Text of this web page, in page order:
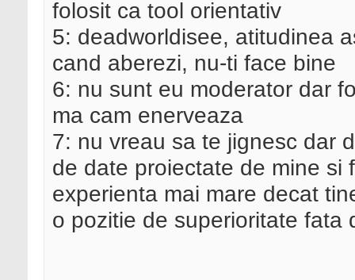
folosit ca tool orientativ
5: deadworldisee, atitudinea
cand aberezi, nu-ti face bine
6: nu sunt eu moderator dar
ma cam enerveaza
7: nu vreau sa te jignesc dar
de date proiectate de mine si
experienta mai mare decat
o pozitie de superioritate fata